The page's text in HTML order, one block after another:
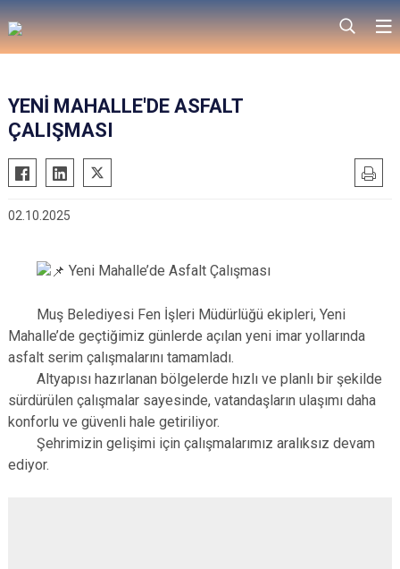
YENİ MAHALLE'DE ASFALT
ÇALIŞMASI
02.10.2025
Yeni Mahalle’de Asfalt Çalışması
Muş Belediyesi Fen İşleri Müdürlüğü ekipleri, Yeni
Mahalle’de geçtiğimiz günlerde açılan yeni imar yollarında
asfalt serim çalışmalarını tamamladı.
Altyapısı hazırlanan bölgelerde hızlı ve planlı bir şekilde
sürdürülen çalışmalar sayesinde, vatandaşların ulaşımı daha
konforlu ve güvenli hale getiriliyor.
Şehrimizin gelişimi için çalışmalarımız aralıksız devam
ediyor.